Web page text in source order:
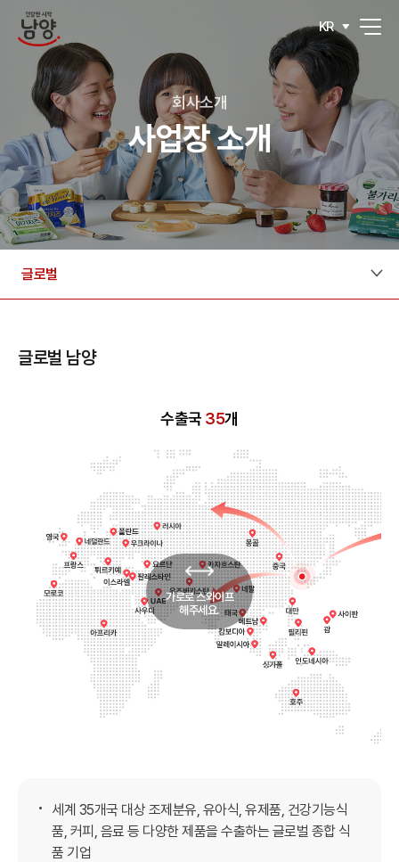
KR
회사소개
사업장 소개
글로벌
글로벌 남양
수출국 35개
가로로 스와이프
해주세요.
세계 35개국 대상 조제분유, 유아식, 유제품, 건강기능식
품, 커피, 음료 등 다양한 제품을 수출하는 글로벌 종합 식
품 기업